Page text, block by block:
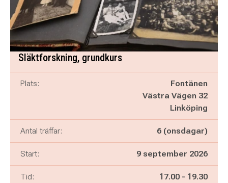
Släktforskning, grundkurs
Plats:
Fontänen
Västra Vägen 32
Linköping
Antal träffar: 6 (onsdagar)
Start: 9 september 2026
Tid: Pågår mellan
17.00 - och
19.30